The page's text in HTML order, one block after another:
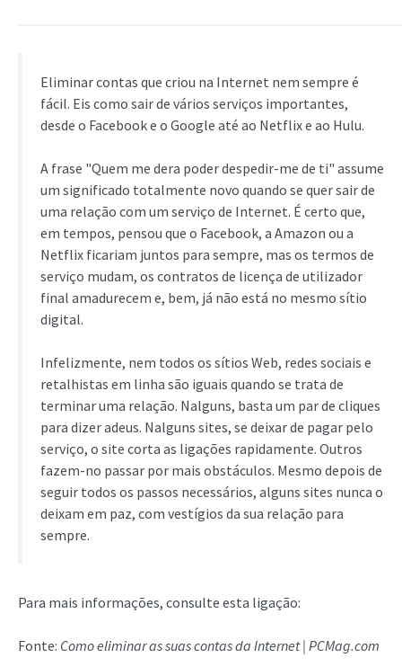
Eliminar contas que criou na Internet nem sempre é
fácil. Eis como sair de vários serviços importantes,
desde o Facebook e o Google até ao Netflix e ao Hulu.
A frase "Quem me dera poder despedir-me de ti" assume
um significado totalmente novo quando se quer sair de
uma relação com um serviço de Internet. É certo que,
em tempos, pensou que o Facebook, a Amazon ou a
Netflix ficariam juntos para sempre, mas os termos de
serviço mudam, os contratos de licença de utilizador
final amadurecem e, bem, já não está no mesmo sítio
digital.
Infelizmente, nem todos os sítios Web, redes sociais e
retalhistas em linha são iguais quando se trata de
terminar uma relação. Nalguns, basta um par de cliques
para dizer adeus. Nalguns sites, se deixar de pagar pelo
serviço, o site corta as ligações rapidamente. Outros
fazem-no passar por mais obstáculos. Mesmo depois de
seguir todos os passos necessários, alguns sites nunca o
deixam em paz, com vestígios da sua relação para
sempre.
Para mais informações, consulte esta ligação:
Fonte: Como eliminar as suas contas da Internet | PCMag.com